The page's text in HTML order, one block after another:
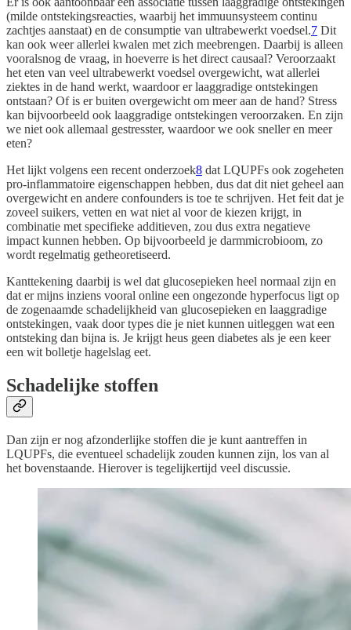
(milde ontstekingsreacties, waarbij het immuunsysteem continu
zachtjes aanstaat) en de consumptie van ultrabewerkt voedsel.7 Dit
kan ook weer allerlei kwalen met zich meebrengen. Daarbij is alleen
vooralsnog de vraag, in hoeverre is het direct causaal? Veroorzaakt
het eten van veel ultrabewerkt voedsel overgewicht, wat allerlei
ziektes in de hand werkt, waardoor er laaggradige ontstekingen
ontstaan? Of is er buiten overgewicht om meer aan de hand? Stress
kan bijvoorbeeld ook laaggradige ontstekingen veroorzaken. En zijn
we niet ook allemaal gestresster, waardoor we ook sneller en meer
eten?
Het lijkt volgens een recent onderzoek8 dat LQUPFs ook zogeheten
pro-inflammatoire eigenschappen hebben, dus dat dit niet geheel aan
overgewicht en andere confounders is toe te schrijven. Het feit dat je
zoveel suikers, vetten en wat niet al voor de kiezen krijgt, in
combinatie met specifieke additieven, zou dus extra negatieve
impact kunnen hebben. Op bijvoorbeeld je darmmicrobioom, zo
wordt regelmatig getheoretiseerd.
Kanttekening daarbij is wel dat glucosepieken heel normaal zijn en
dat er mijns inziens vooral online een ongezonde hyperfocus ligt op
de zogenaamde schadelijkheid van glucosepieken en laaggradige
ontstekingen, vaak door types die je niet kunnen uitleggen wat een
ontsteking dan bijna is. Je krijgt heus geen diabetes als je een keer
een wit bolletje hagelslag eet.
Schadelijke stoffen
Dan zijn er nog afzonderlijke stoffen die je kunt aantreffen in
LQUPFs, die eventueel schadelijk zouden kunnen zijn, los van al
het bovenstaande. Hierover is tegelijkertijd veel discussie.